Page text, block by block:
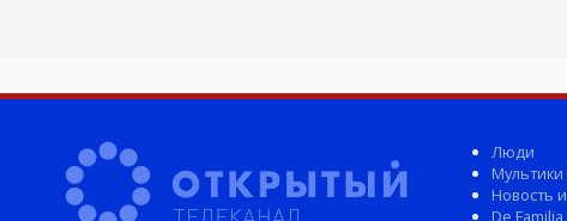
Люди
Мультики
Новость и
De Familia